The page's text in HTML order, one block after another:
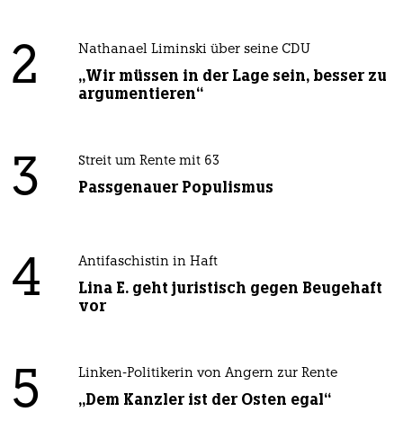
2 Nathanael Liminski über seine CDU
„Wir müssen in der Lage sein, besser zu
argumentieren“
3 Streit um Rente mit 63
Passgenauer Populismus
4 Antifaschistin in Haft
Lina E. geht juristisch gegen Beugehaft
vor
5 Linken-Politikerin von Angern zur Rente
„Dem Kanzler ist der Osten egal“